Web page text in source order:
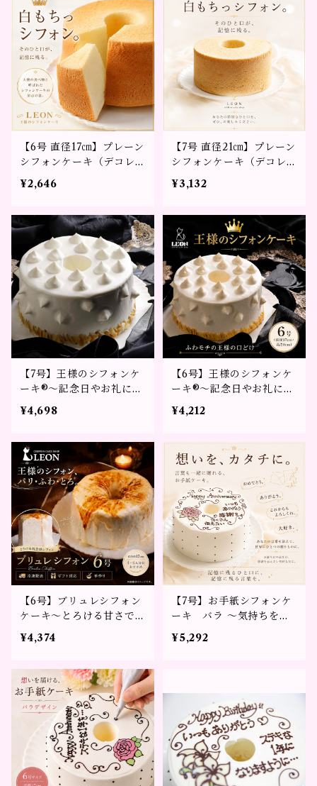
【6号 直径17㎝】プレーン
シフォンケーキ（デコレー
ションなし）
¥2,646
【7号 直径21㎝】プレーン
シフォンケーキ（デコレー
ションなし）
¥3,132
【7号】王様のシフォンケ
ーキ®～記念日やお礼に選
ばれる贈り物～
¥4,698
【6号】王様のシフォンケ
ーキ®～記念日やお礼に選
ばれる贈り物～
¥4,212
【6号】ブリュレシフォン
ケーキ～とろける甘さで特
別なひとときを～
¥4,374
【7号】お手紙シフォンケ
ーキ バラ ～気持ちをか
たちに～
¥5,292